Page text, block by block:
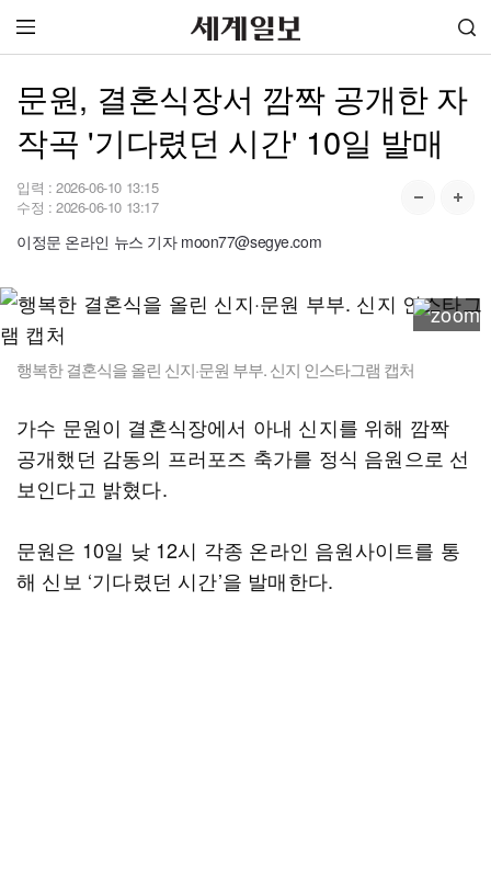
문원, 결혼식장서 깜짝 공개한 자
작곡 '기다렸던 시간' 10일 발매
입력 : 2026-06-10 13:15
수정 : 2026-06-10 13:17
이정문 온라인 뉴스 기자 moon77@segye.com
행복한 결혼식을 올린 신지·문원 부부. 신지 인스타그램 캡처
가수 문원이 결혼식장에서 아내 신지를 위해 깜짝
공개했던 감동의 프러포즈 축가를 정식 음원으로 선
보인다고 밝혔다.
문원은 10일 낮 12시 각종 온라인 음원사이트를 통
해 신보 ‘기다렸던 시간’을 발매한다.